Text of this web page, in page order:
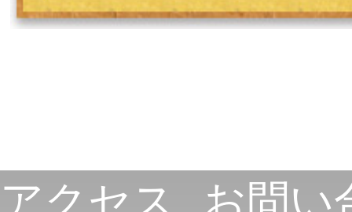
アクセス お問い